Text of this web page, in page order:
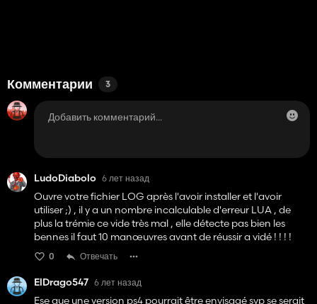
Комментарии 3
LudoDiabolo 6 лет назад
Ouvre votre fichier LOG après l'avoir installer et l'avoir
utiliser ;) , il y a un nombre incalculable d'erreur LUA , de
plus la trémie ce vide très mal , elle détecte pas bien les
bennes il faut 10 manœuvres avant de réussir a vidé ! ! ! !
0 Отвечать
ElDrago547 6 лет назад
Ese que une version ps4 pourrait être envisagé svp se serait